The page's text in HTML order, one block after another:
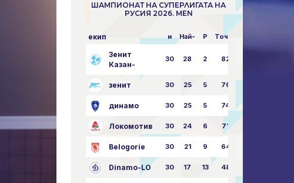
ШАМПИОНАТ НА СУПЕРЛИГАТА НА
РУСИЯ 2026. MEN
екип и Най- P Точки
Зенит
Казан-
30 28 2 82
зенит 30 25 5 76
динамо 30 25 5 74
Локомотив 30 24 6 71
Belogorie 30 21 9 64
Dinamo-LO 30 17 13 48